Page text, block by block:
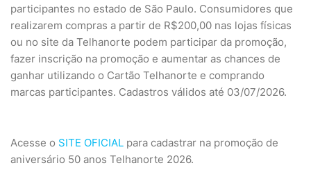
participantes no estado de São Paulo. Consumidores que
realizarem compras a partir de R$200,00 nas lojas físicas
ou no site da Telhanorte podem participar da promoção,
fazer inscrição na promoção e aumentar as chances de
ganhar utilizando o Cartão Telhanorte e comprando
marcas participantes. Cadastros válidos até 03/07/2026.
Acesse o SITE OFICIAL para cadastrar na promoção de
aniversário 50 anos Telhanorte 2026.